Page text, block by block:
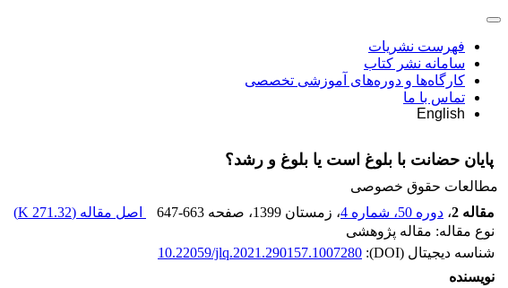
فهرست نشریات
سامانه نشر کتاب
کارگاه‌ها و دوره‌های آموزشی تخصصی
تماس با ما
English
پایان حضانت با بلوغ است یا بلوغ و رشد؟
مطالعات حقوق خصوصی
مقاله 2
، دوره 50، شماره 4 ، زمستان 1399 ، صفحه 647-663 اصل مقاله (271.32 K
)
نوع مقاله: مقاله پژوهشی
شناسه دیجیتال (DOI):
10.22059/jlq.2021.290157.1007280
نویسنده